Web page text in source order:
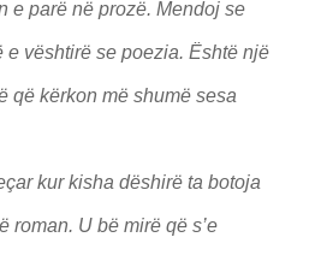
e parë në prozë. Mendoj se
e vështirë se poezia. Është një
që kërkon më shumë sesa
kur kisha dëshirë ta botoja
roman. U bë mirë që s’e